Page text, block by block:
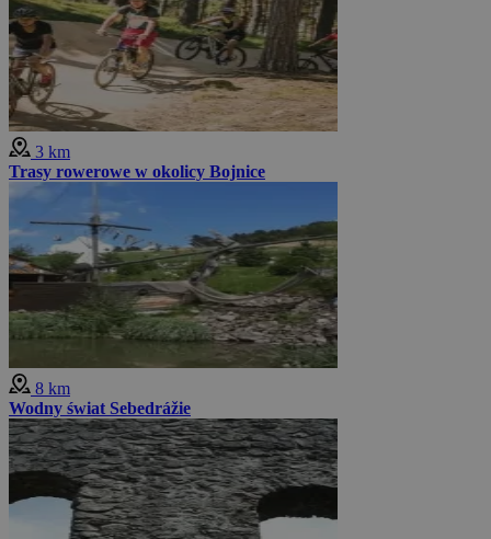
3 km
Trasy rowerowe w okolicy Bojnice
8 km
Wodny świat Sebedrážie